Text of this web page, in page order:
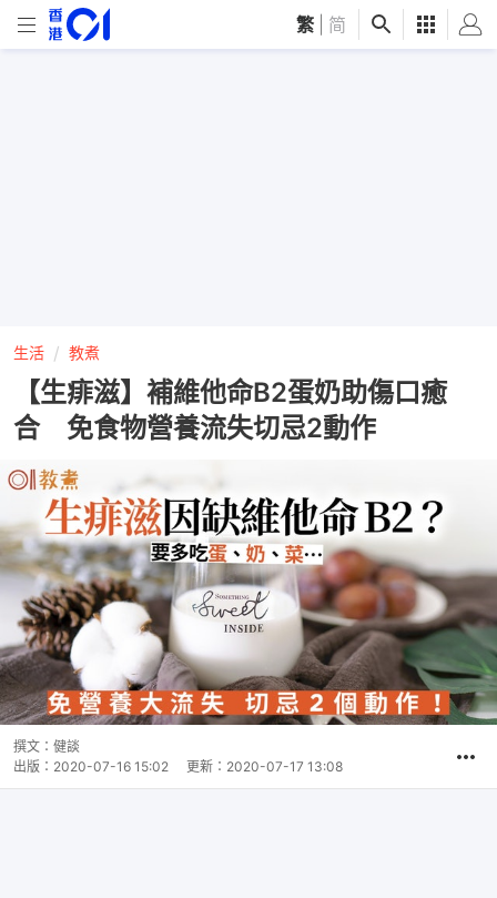
繁 简
生活 教煮
【生痱滋】補維他命B2蛋奶助傷口癒
合 免食物營養流失切忌2動作
撰文： 健談
出版： 2020-07-16 15:02 更新： 2020-07-17 13:08